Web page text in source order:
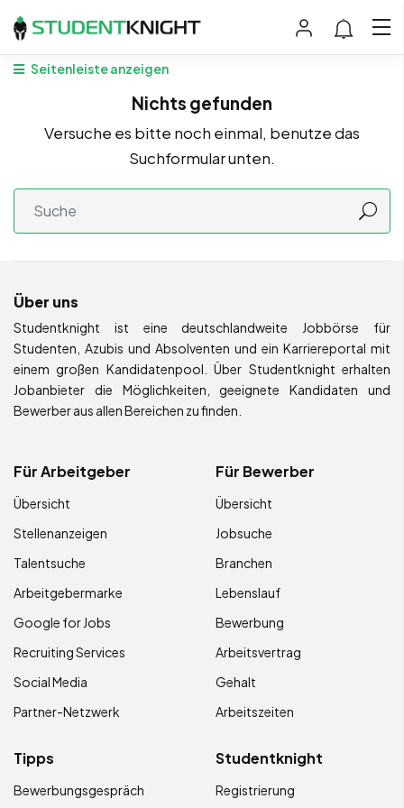
Seitenleiste anzeigen
Nichts gefunden
Versuche es bitte noch einmal, benutze das
Suchformular unten.
Über uns
Studentknight ist eine deutschlandweite Jobbörse für
Studenten, Azubis und Absolventen und ein Karriereportal mit
einem großen Kandidatenpool. Über Studentknight erhalten
Jobanbieter die Möglichkeiten, geeignete Kandidaten und
Bewerber aus allen Bereichen zu finden.
Für Arbeitgeber
Übersicht
Stellenanzeigen
Talentsuche
Arbeitgebermarke
Google for Jobs
Recruiting Services
Social Media
Partner-Netzwerk
Für Bewerber
Übersicht
Jobsuche
Branchen
Lebenslauf
Bewerbung
Arbeitsvertrag
Gehalt
Arbeitszeiten
Tipps
Bewerbungsgespräch
Studentknight
Registrierung